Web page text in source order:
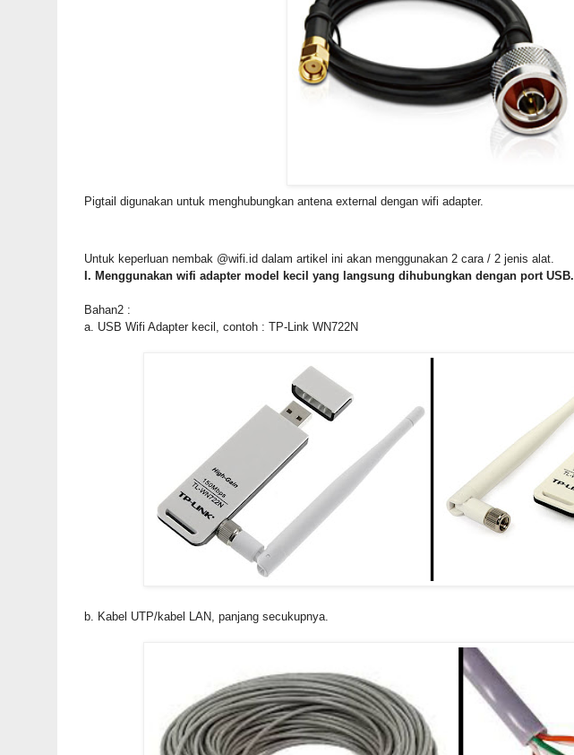
Pigtail digunakan untuk menghubungkan antena external dengan wifi adapter.
Untuk keperluan nembak @wifi.id dalam artikel ini akan menggunakan 2 cara / 2 jenis alat.
I. Menggunakan wifi adapter model kecil yang langsung dihubungkan dengan port USB.
Bahan2 :
a. USB Wifi Adapter kecil, contoh : TP-Link WN722N
b. Kabel UTP/kabel LAN, panjang secukupnya.